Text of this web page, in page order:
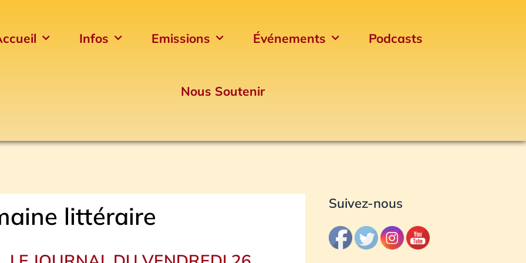
Infos Emissions Événements Podcasts
Nous Soutenir
littéraire Suivez-nous
Archives